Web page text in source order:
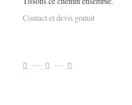
Contact et devis gratuit